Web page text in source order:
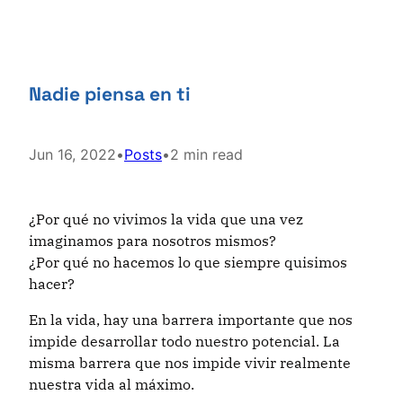
Nadie piensa en ti
Jun 16, 2022•Posts•2 min read
¿Por qué no vivimos la vida que una vez
imaginamos para nosotros mismos?
¿Por qué no hacemos lo que siempre quisimos
hacer?
En la vida, hay una barrera importante que nos
impide desarrollar todo nuestro potencial. La
misma barrera que nos impide vivir realmente
nuestra vida al máximo.